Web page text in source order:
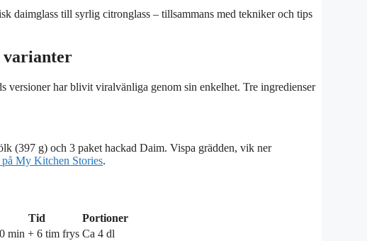
daimglass till syrlig citronglass – tillsammans med tekniker och tips
varianter
versioner har blivit viralvänliga genom sin enkelhet. Tre ingredienser
(397 g) och 3 paket hackad Daim. Vispa grädden, vik ner
på My Kitchen Stories.
Tid
Portioner
min + 6 tim frys Ca 4 dl